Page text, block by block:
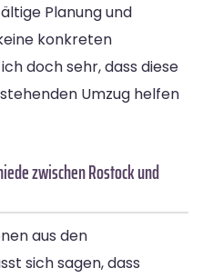
Planung und
konkreten
doch sehr, dass diese
Umzug helfen
zwischen Rostock und
aus den
sich sagen, dass